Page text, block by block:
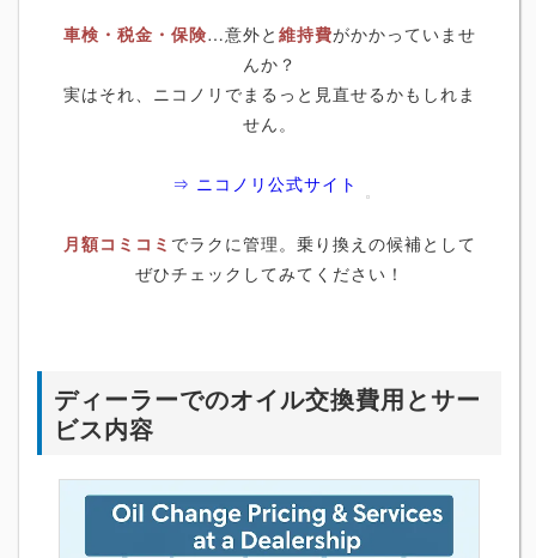
車検・税金・保険…意外と 維持費がかかっていませ
んか？
実はそれ、ニコノリでまるっと見直せるかもしれま
せん。
⇒ ニコノリ公式サイト
月額コミコミ でラクに管理。乗り換えの候補として
ぜひチェックしてみてください！
ディーラーでのオイル交換費用とサー
ビス内容